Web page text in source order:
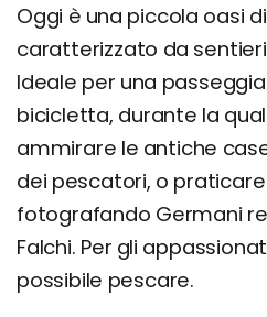
Oggi è una piccola oasi
caratterizzato da
Ideale per una
bicicletta, durante la
ammirare le antiche
dei pescatori, o
fotografando Germani
Falchi. Per gli
possibile pescare.